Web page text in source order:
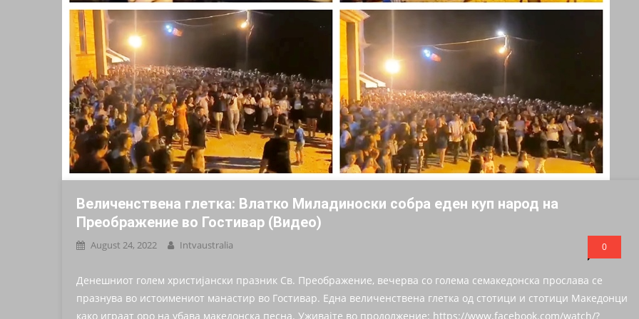
Величенствена глетка: Влатко Миладиноски собра еден куп народ на
Преображение во Гостивар (Видео)
August 24, 2022 Intvaustralia 0
Денешниот голем христијански празник Св. Преображение, вечерва со голема семакедонска прослава се
празнува во истоимениот манастир во Гостивар. Една величенствена глетка од стотици и стотици Македонци
како играат оро на убава македонска песна. Уживајте во продолжение: https://www.facebook.com/watch/?